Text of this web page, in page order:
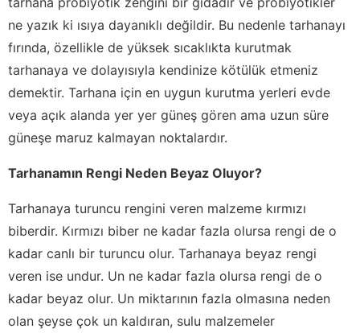
ne yazık ki ısıya dayanıklı değildir. Bu nedenle tarhanayı
fırında, özellikle de yüksek sıcaklıkta kurutmak
tarhanaya ve dolayısıyla kendinize kötülük etmeniz
demektir. Tarhana için en uygun kurutma yerleri evde
veya açık alanda yer yer güneş gören ama uzun süre
güneşe maruz kalmayan noktalardır.
Tarhanamın Rengi Neden Beyaz Oluyor?
Tarhanaya turuncu rengini veren malzeme kırmızı
biberdir. Kırmızı biber ne kadar fazla olursa rengi de o
kadar canlı bir turuncu olur. Tarhanaya beyaz rengi
veren ise undur. Un ne kadar fazla olursa rengi de o
kadar beyaz olur. Un miktarının fazla olmasına neden
olan şeyse çok un kaldıran, sulu malzemeler